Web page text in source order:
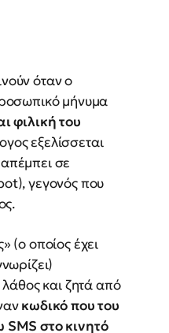
όταν ο
μήνυμα
φιλική του
εξελίσσεται
σε
γεγονός που
(ο οποίος έχει
λάθος και ζητά από
κωδικό που του
SMS στο κινητό